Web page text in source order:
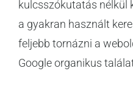
kulcsszókutatás nélkül
a gyakran használt
feljebb tornázni a
Google organikus